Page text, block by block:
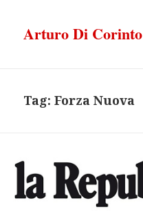
Arturo Di Corinto
Tag:Forza Nuova